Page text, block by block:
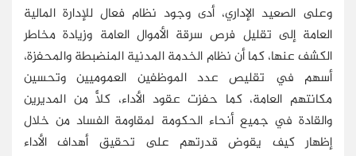
وعلى الصعيد الإداري، أدى وجود نظام فعال للإدارة المالية
العامة إلى تقليل فرص سرقة الأموال العامة وزيادة مخاطر
الكشف عنها، كما أن نظام الخدمة المدنية المنضبطة والمحفزة،
أسهم في تقليص عدد الموظفين العموميين وتحسين
مكانتهم العامة، كما حفزت عقود الأداء، كلًّا من المديرين
والقادة في جميع أنحاء الحكومة لمقاومة الفساد من خلال
إظهار كيف يقوض قدرتهم على تحقيق أهداف الأداء